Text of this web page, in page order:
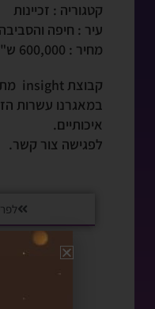
קטגוריה : זכיינות
עיר : חיפה והסביבה
מחיר : 600,000 ש"ח
קבוצת insight מתחמה בתיווך עסקי, פיתוח רשתי וגיוס אשראי.
במאגרנו עשרות
איכותיים.
לפגישה צור קשר.